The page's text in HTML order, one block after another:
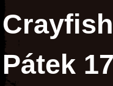
Crayfish
Pátek